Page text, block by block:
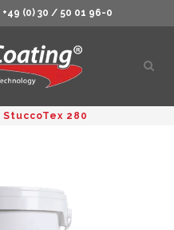
+49 (0) 30 / 50 01 96-0
StuccoTex 280